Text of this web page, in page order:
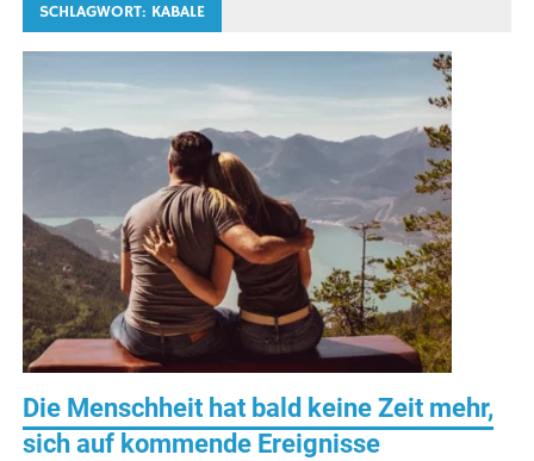
SCHLAGWORT: KABALE
Die Menschheit hat bald keine Zeit mehr,
sich auf kommende Ereignisse